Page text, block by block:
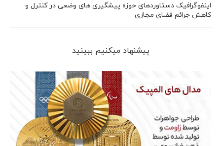
اینفوگرافیک دستاوردهای حوزه پیشگیری های وضعی در کنترل و
کاهش جرائم فضای مجازی
پیشنهاد می‎کنیم ببینید